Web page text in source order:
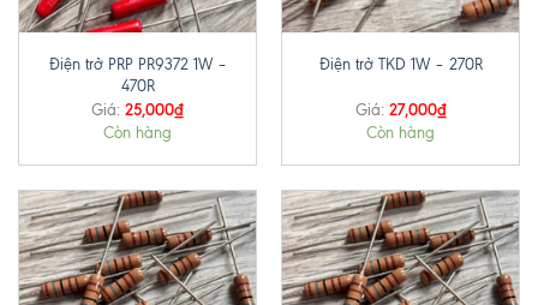
Điện trở PRP PR9372 1W –
470R
Giá: 25,000₫
Còn hàng
Điện trở TKD 1W – 270R
Giá: 27,000₫
Còn hàng